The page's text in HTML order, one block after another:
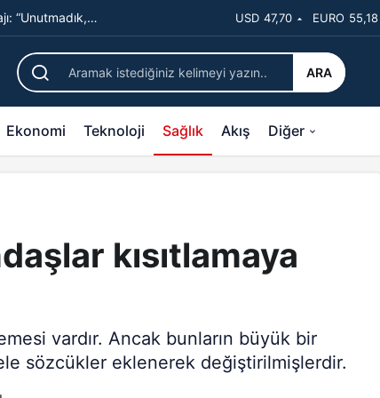
“Unutmadık, USD 47,70 EURO 55,18
ARA
Ekonomi Teknoloji Sağlık Akış Diğer
kısıtlamaya
vardır. Ancak bunların büyük bir
sözcükler eklenerek değiştirilmişlerdir.